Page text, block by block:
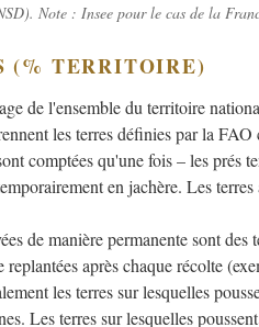
Note : Insee pour le cas de la
(% TERRITOIRE)
de l'ensemble du territoire
les terres définies par la
comptées qu'une fois – les prés
en jachère. Les
de manière permanente sont des
après chaque récolte
les terres sur lesquelles
Les terres sur lesquelles